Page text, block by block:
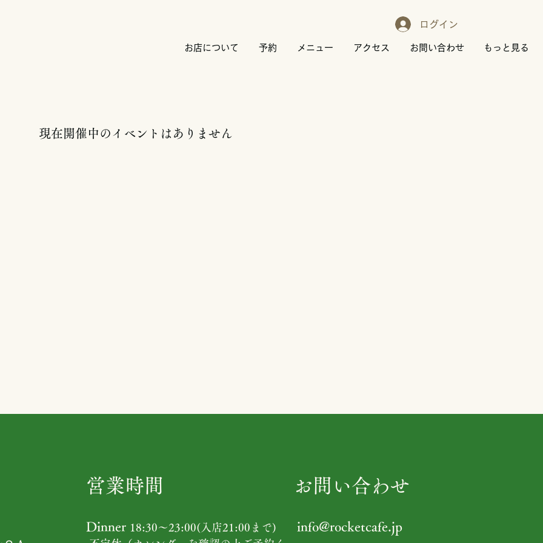
ログイン
お店について 予約 メニュー アクセス お問い合わせ もっと見る
現在開催中のイベントはありません
営業時間 お問い合わせ
Dinner 18:30〜23:00(入店21:00まで)
info@rocketcafe.jp